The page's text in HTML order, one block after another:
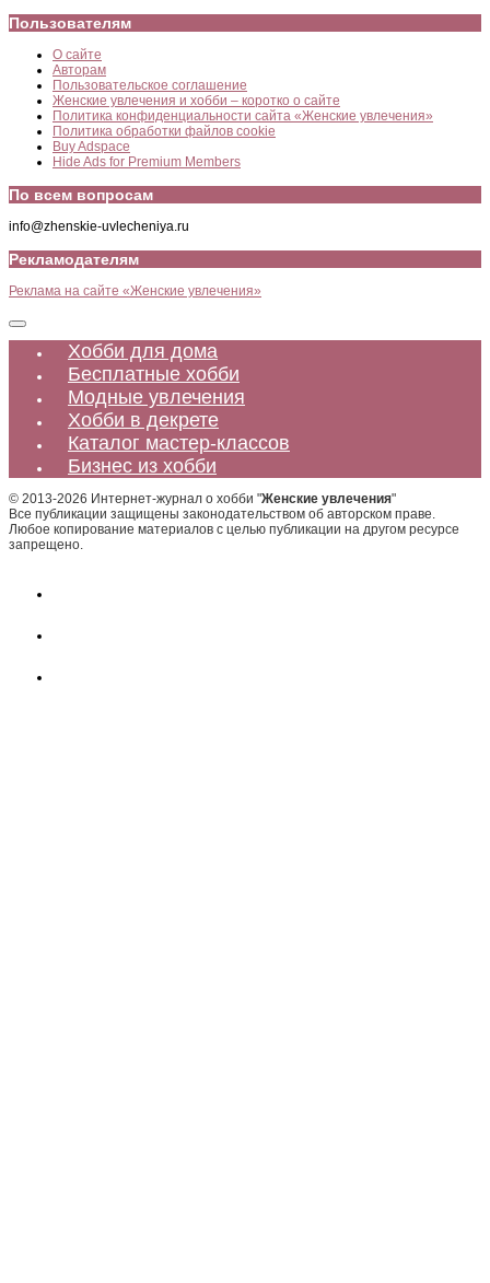
Пользователям
О сайте
Авторам
Пользовательское соглашение
Женские увлечения и хобби – коротко о сайте
Политика конфиденциальности сайта «Женские увлечения»
Политика обработки файлов cookie
Buy Adspace
Hide Ads for Premium Members
По всем вопросам
info@zhenskie-uvlecheniya.ru
Рекламодателям
Реклама на сайте «Женские увлечения»
Хобби для дома
Бесплатные хобби
Модные увлечения
Хобби в декрете
Каталог мастер-классов
Бизнес из хобби
© 2013-2026 Интернет-журнал о хобби "Женские увлечения"
Все публикации защищены законодательством об авторском праве.
Любое копирование материалов с целью публикации на другом ресурсе
запрещено.